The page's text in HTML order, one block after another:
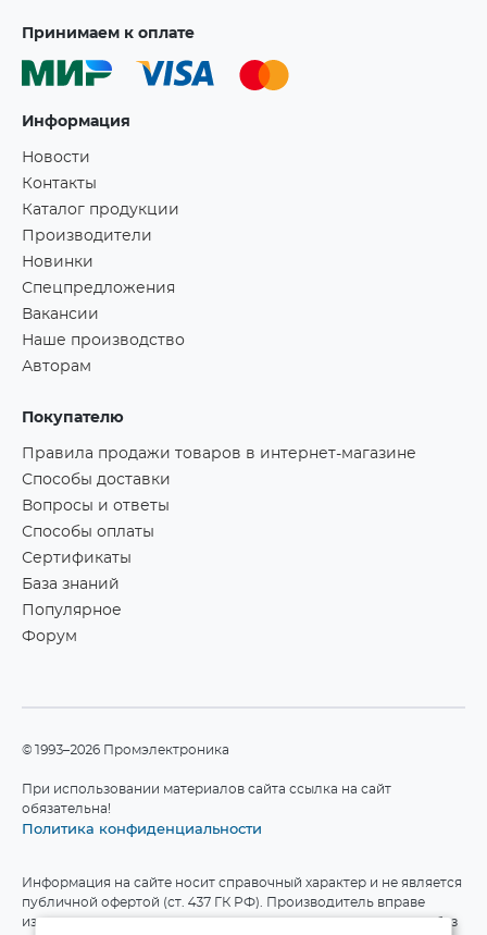
Принимаем к оплате
Информация
Новости
Контакты
Каталог продукции
Производители
Новинки
Спецпредложения
Вакансии
Наше производство
Авторам
Покупателю
Правила продажи товаров в интернет-магазине
Способы доставки
Вопросы и ответы
Способы оплаты
Сертификаты
База знаний
Популярное
Форум
©1993–2026 Промэлектроника
При использовании материалов сайта ссылка на сайт
обязательна!
Политика конфиденциальности
Информация на сайте носит справочный характер и не является
публичной офертой (ст. 437 ГК РФ). Производитель вправе
изменять технические характеристики и комплект поставки без